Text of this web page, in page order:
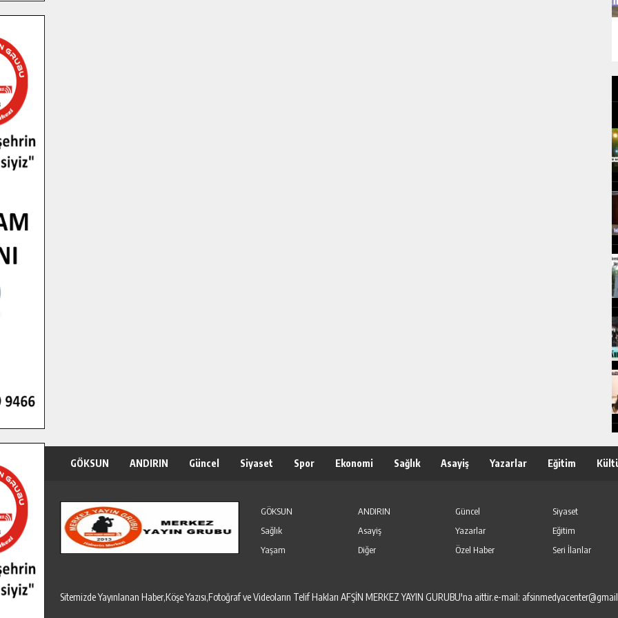
GÖKSUN ANDIRIN Güncel Siyaset Spor Ekonomi Sağlık Asayiş Yazarlar Eğitim
GÖKSUN ANDIRIN Güncel Siyaset
Sağlık
Asayiş Yazarlar Eğitim
Yaşam
Diğer Özel Haber Seri İlanlar
Sitemizde Yayınlanan Haber,Köşe Yazısı,Fotoğraf ve Videoların Telif Hakları AFŞİN MERKEZ YAYIN GURUBU'na aittir.e-mail: